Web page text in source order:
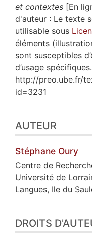
et contextes [En
d'auteur : Le texte
utilisable sous
éléments
sont susceptibles
d’usage
http://preo.ube.fr/
id=3231
AUTEUR
Stéphane Oury
Centre de
Université de
Langues, Ile du
DROITS